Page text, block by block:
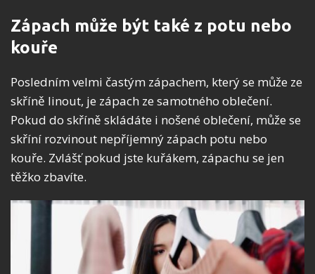
Zápach může být také z potu nebo
kouře
Posledním velmi častým zápachem, který se může ze
skříně linout, je zápach ze samotného oblečení.
Pokud do skříně skládáte i nošené oblečení, může se
skříní rozvinout nepříjemný zápach potu nebo
kouře. Zvlášť pokud jste kuřákem, zápachu se jen
těžko zbavíte.